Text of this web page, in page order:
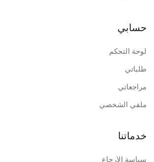
حسابي
لوحة التحكم
طلباتي
مراجعاتي
ملفي الشخصي
خدماتنا
سياسة الإرجاع